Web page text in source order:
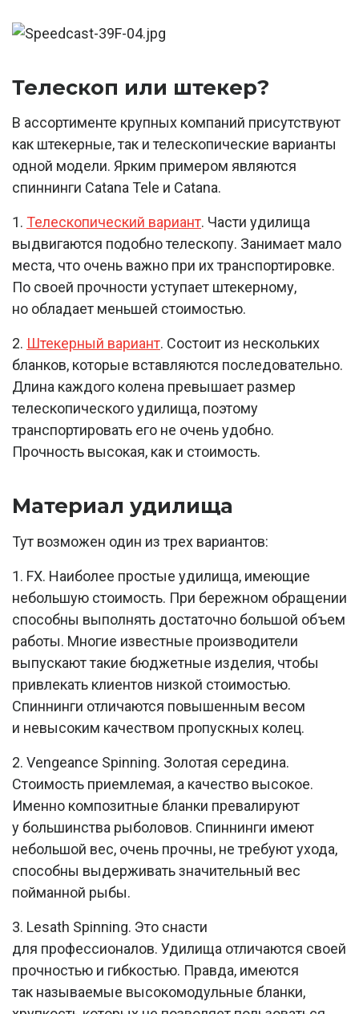
Телескоп или штекер?
В ассортименте крупных компаний присутствуют
как штекерные, так и телескопические варианты
одной модели. Ярким примером являются
спиннинги Catana Tele и Catana.
1. Телескопический вариант. Части удилища
выдвигаются подобно телескопу. Занимает мало
места, что очень важно при их транспортировке.
По своей прочности уступает штекерному,
но обладает меньшей стоимостью.
2. Штекерный вариант. Состоит из нескольких
бланков, которые вставляются последовательно.
Длина каждого колена превышает размер
телескопического удилища, поэтому
транспортировать его не очень удобно.
Прочность высокая, как и стоимость.
Материал удилища
Тут возможен один из трех вариантов:
1. FX. Наиболее простые удилища, имеющие
небольшую стоимость. При бережном обращении
способны выполнять достаточно большой объем
работы. Многие известные производители
выпускают такие бюджетные изделия, чтобы
привлекать клиентов низкой стоимостью.
Спиннинги отличаются повышенным весом
и невысоким качеством пропускных колец.
2. Vengeance Spinning. Золотая середина.
Стоимость приемлемая, а качество высокое.
Именно композитные бланки превалируют
у большинства рыболовов. Спиннинги имеют
небольшой вес, очень прочны, не требуют ухода,
способны выдерживать значительный вес
пойманной рыбы.
3. Lesath Spinning. Это снасти
для профессионалов. Удилища отличаются своей
прочностью и гибкостью. Правда, имеются
так называемые высокомодульные бланки,